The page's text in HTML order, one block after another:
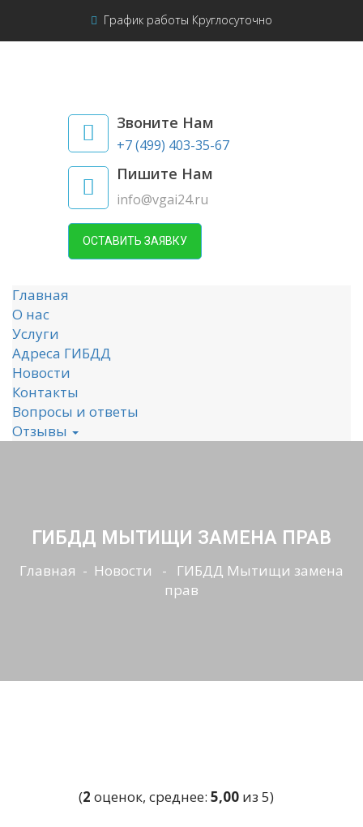
График работы Круглосуточно
Звоните Нам
+7 (499) 403-35-67
Пишите Нам
info@vgai24.ru
ОСТАВИТЬ ЗАЯВКУ
Главная
О нас
Услуги
Адреса ГИБДД
Новости
Контакты
Вопросы и ответы
Отзывы
ГИБДД МЫТИЩИ ЗАМЕНА ПРАВ
Главная - Новости - ГИБДД Мытищи замена
прав
(2 оценок, среднее: 5,00 из 5)